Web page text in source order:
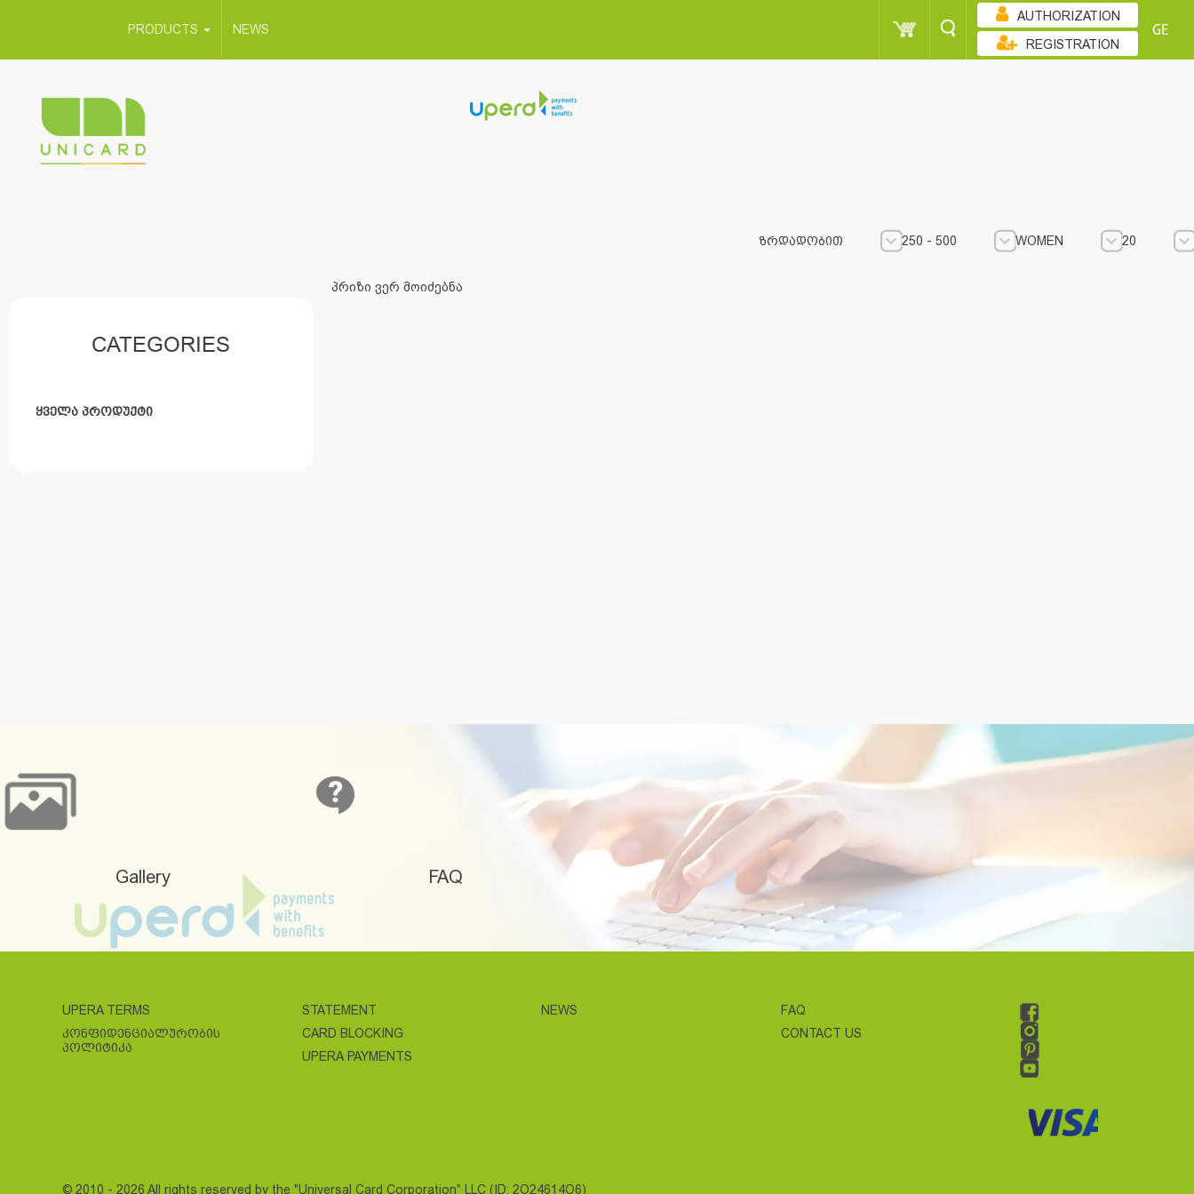
PRODUCTS NEWS
AUTHORIZATION
REGISTRATION
GE
CATEGORIES
ᲧᲕᲔᲚᲐ ᲞᲠᲝᲓᲣᲥᲢᲘ
ᲖᲠᲓᲐᲓᲝᲑᲘᲗ 250 - 500 WOMEN
20
პრიზი ვერ მოიძებნა
Gallery FAQ
UPERA TERMS
ᲙᲝᲜᲤᲘᲓᲔᲜᲪᲘᲐᲚᲣᲠᲝᲑᲘᲡ
ᲞᲝᲚᲘᲢᲘᲙᲐ
STATEMENT
CARD BLOCKING
UPERA PAYMENTS
NEWS
FAQ
CONTACT US
© 2010 - 2026 All rights reserved by the "Universal Card Corporation" LLC (ID: 2O24614O6)